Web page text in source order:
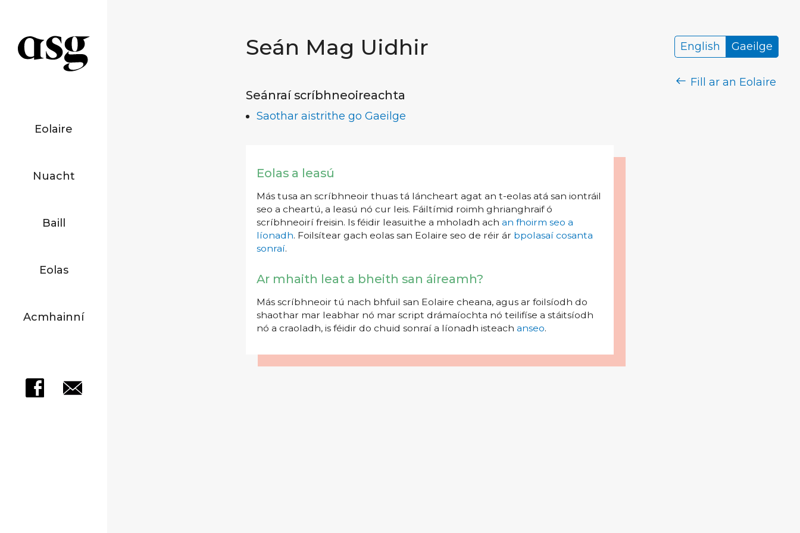
Eolaire
Nuacht
Baill
Eolas
Acmhainní
Seán Mag Uidhir English Gaeilge
Fill ar an Eolaire
Seánraí scríbhneoireachta
Saothar aistrithe go Gaeilge
Eolas a leasú
Más tusa an scríbhneoir thuas tá láncheart agat an t-eolas atá san iontráil
seo a cheartú, a leasú nó cur leis. Fáiltímid roimh ghrianghraif ó
scríbhneoirí freisin. Is féidir leasuithe a mholadh ach an fhoirm seo a
líonadh. Foilsítear gach eolas san Eolaire seo de réir ár bpolasaí cosanta
sonraí.
Ar mhaith leat a bheith san áireamh?
Más scríbhneoir tú nach bhfuil san Eolaire cheana, agus ar foilsíodh do
shaothar mar leabhar nó mar script drámaíochta nó teilifíse a stáitsíodh
nó a craoladh, is féidir do chuid sonraí a líonadh isteach anseo.